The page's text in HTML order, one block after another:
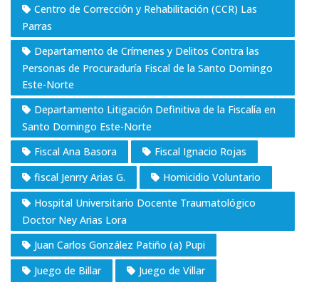
Centro de Corrección y Rehabilitación (CCR) Las
Parras
Departamento de Crímenes y Delitos Contra las
Personas de Procuraduría Fiscal de la Santo Domingo
Este-Norte
Departamento Litigación Definitiva de la Fiscalía en
Santo Domingo Este-Norte
Fiscal Ana Basora
Fiscal Ignacio Rojas
fiscal Jenrry Arias G.
Homicidio Voluntario
Hospital Universitario Docente Traumatológico
Doctor Ney Arias Lora
Juan Carlos González Patiño (a) Pupi
Juego de Billar
Juego de Villar